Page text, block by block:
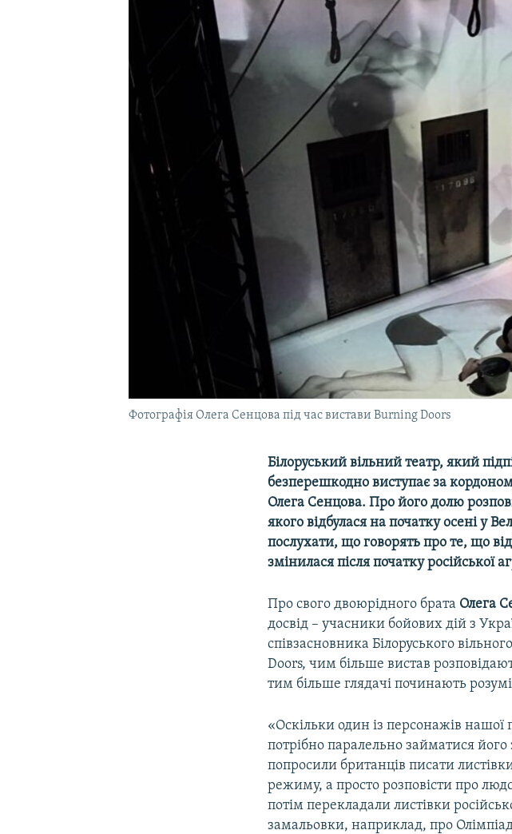
УКРАЇНСЬКА ПРОБЛЕМА КРИМУ
Фотографія Олега Сенцова під час вистави Burning Doors
Білоруський вільний театр, який
безперешкодно виступає за
Олега Сенцова. Про його долю
якого відбулася на початку осені у
послухати, що говорять про те, що
змінилася після початку російської
Про свого двоюрідного брата Олега
досвід – учасники бойових дій з
співзасновника Білоруського
Doors, чим більше вистав
тим більше глядачі починають
«Оскільки один із персонажів нашої
потрібно паралельно займатися
попросили британців писати
режиму, а просто розповісти про
потім перекладали листівки
замальовки, наприклад, про